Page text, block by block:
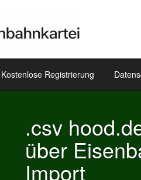
Kostenlose Registrierung
&